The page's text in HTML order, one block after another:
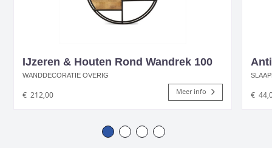
IJzeren & Houten Rond Wandrek 100
WANDDECORATIE OVERIG
€ 212,00 Meer info €